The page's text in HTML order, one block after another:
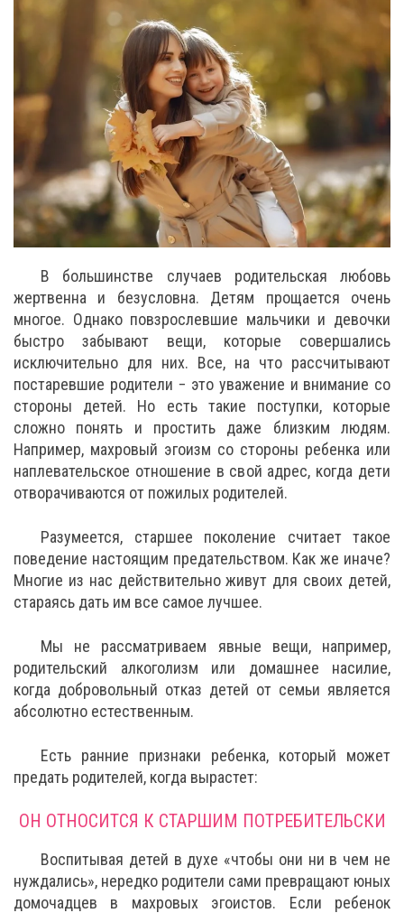
В большинстве случаев родительская любовь
жертвенна и безусловна. Детям прощается очень
многое. Однако повзрослевшие мальчики и девочки
быстро забывают вещи, которые совершались
исключительно для них. Все, на что рассчитывают
постаревшие родители − это уважение и внимание со
стороны детей. Но есть такие поступки, которые
сложно понять и простить даже близким людям.
Например, махровый эгоизм со стороны ребенка или
наплевательское отношение в свой адрес, когда дети
отворачиваются от пожилых родителей.
Разумеется, старшее поколение считает такое
поведение настоящим предательством. Как же иначе?
Многие из нас действительно живут для своих детей,
стараясь дать им все самое лучшее.
Мы не рассматриваем явные вещи, например,
родительский алкоголизм или домашнее насилие,
когда добровольный отказ детей от семьи является
абсолютно естественным.
Есть ранние признаки ребенка, который может
предать родителей, когда вырастет:
ОН ОТНОСИТСЯ К СТАРШИМ ПОТРЕБИТЕЛЬСКИ
Воспитывая детей в духе «чтобы они ни в чем не
нуждались», нередко родители сами превращают юных
домочадцев в махровых эгоистов. Если ребенок